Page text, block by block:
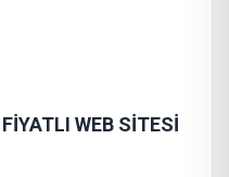
WEB SİTESİ